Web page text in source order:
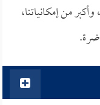
من إمكانياتنا،